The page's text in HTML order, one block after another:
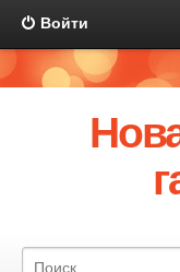
Войти